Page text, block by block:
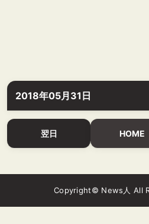
2018年05月31日
翌日 HOME
Copyright© News人 All